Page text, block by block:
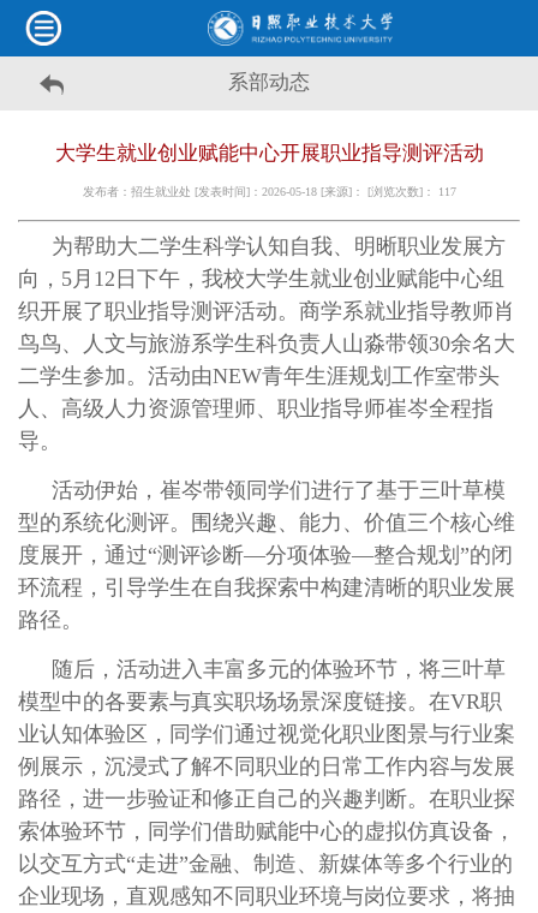
系部动态
大学生就业创业赋能中心开展职业指导测评活动
发布者：招生就业处 [发表时间]：2026-05-18 [来源]： [浏览次数]： 117
为帮助大二学生科学认知自我、明晰职业发展方
向，5月12日下午，我校大学生就业创业赋能中心组
织开展了职业指导测评活动。商学系就业指导教师肖
鸟鸟、人文与旅游系学生科负责人山淼带领30余名大
二学生参加。活动由NEW青年生涯规划工作室带头
人、高级人力资源管理师、职业指导师崔岑全程指
导。
活动伊始，崔岑带领同学们进行了基于三叶草模
型的系统化测评。围绕兴趣、能力、价值三个核心维
度展开，通过“测评诊断—分项体验—整合规划”的闭
环流程，引导学生在自我探索中构建清晰的职业发展
路径。
随后，活动进入丰富多元的体验环节，将三叶草
模型中的各要素与真实职场场景深度链接。在VR职
业认知体验区，同学们通过视觉化职业图景与行业案
例展示，沉浸式了解不同职业的日常工作内容与发展
路径，进一步验证和修正自己的兴趣判断。在职业探
索体验环节，同学们借助赋能中心的虚拟仿真设备，
以交互方式“走进”金融、制造、新媒体等多个行业的
企业现场，直观感知不同职业环境与岗位要求，将抽